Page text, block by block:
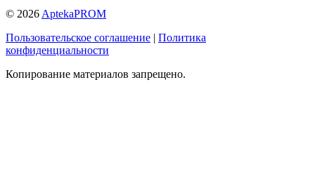
© 2026 AptekaPROM
Пользовательское соглашение | Политика
конфиденциальности
Копирование материалов запрещено.